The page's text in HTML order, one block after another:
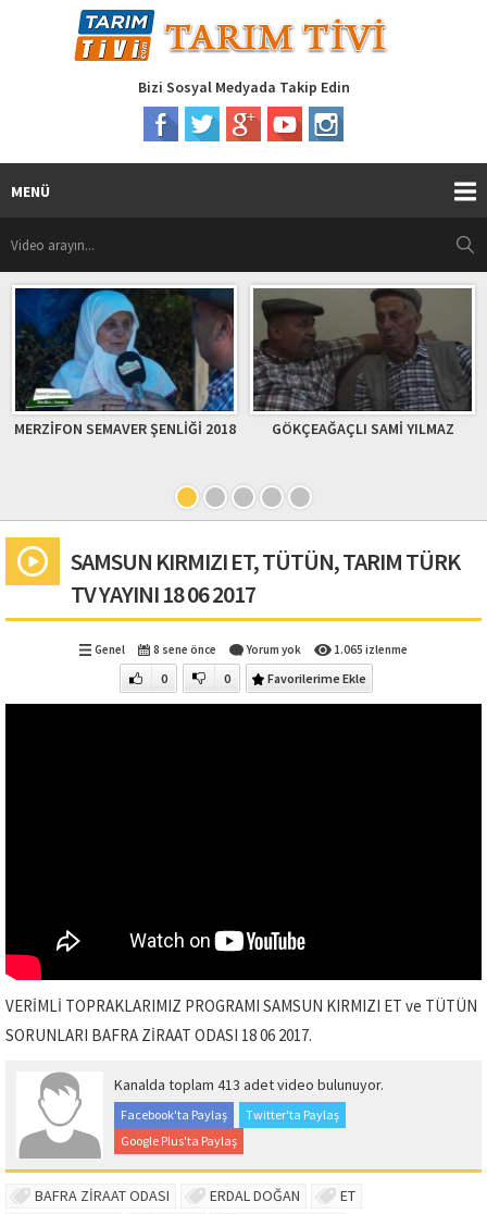
Bizi Sosyal Medyada Takip Edin
MENÜ
MERZİFON SEMAVER ŞENLİĞİ 2018 GÖKÇEAĞAÇLI SAMİ YILMAZ
SAMSUN KIRMIZI ET, TÜTÜN, TARIM TÜRK
TV YAYINI 18 06 2017
Genel 8 sene önce Yorum yok 1.065 izlenme
0 0 Favorilerime Ekle
VERİMLİ TOPRAKLARIMIZ PROGRAMI SAMSUN KIRMIZI ET ve TÜTÜN
SORUNLARI BAFRA ZİRAAT ODASI 18 06 2017.
Kanalda toplam 413 adet video bulunuyor.
Facebook'ta Paylaş
Twitter'ta Paylaş
Google Plus'ta Paylaş
BAFRA ZİRAAT ODASI ERDAL DOĞAN
ET